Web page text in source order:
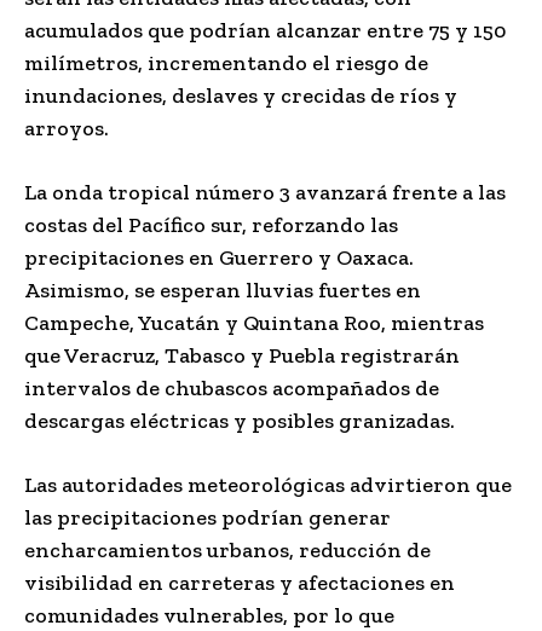
acumulados que podrían alcanzar entre 75 y 150
milímetros, incrementando el riesgo de
inundaciones, deslaves y crecidas de ríos y
arroyos.
La onda tropical número 3 avanzará frente a las
costas del Pacífico sur, reforzando las
precipitaciones en Guerrero y Oaxaca.
Asimismo, se esperan lluvias fuertes en
Campeche, Yucatán y Quintana Roo, mientras
que Veracruz, Tabasco y Puebla registrarán
intervalos de chubascos acompañados de
descargas eléctricas y posibles granizadas.
Las autoridades meteorológicas advirtieron que
las precipitaciones podrían generar
encharcamientos urbanos, reducción de
visibilidad en carreteras y afectaciones en
comunidades vulnerables, por lo que